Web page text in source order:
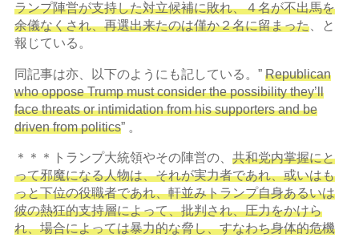
ランプ陣営が支持した対立候補に敗れ、４名が不出馬を
余儀なくされ、再選出来たのは僅か２名に留まった、と
報じている。
同記事は亦、以下のようにも記している。” Republican
who oppose Trump must consider the possibility they’ll
face threats or intimidation from his supporters and be
driven from politics” 。
＊＊＊トランプ大統領やその陣営の、 共和党内掌握にと
って邪魔になる人物は、それが実力者であれ、或いはも
っと下位の役職者であれ、軒並みトランプ自身あるいは
彼の熱狂的支持層によって、批判され、圧力をかけら
れ、場合によっては暴力的な脅し、すなわち身体的危機